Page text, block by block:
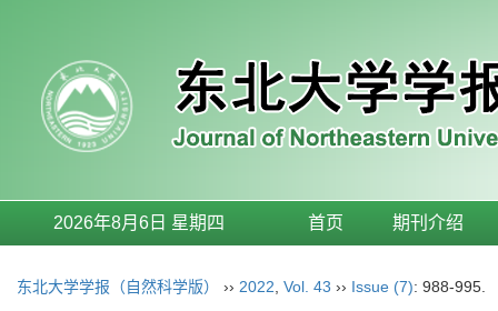
2026年8月6日 星期四 首页 期刊介绍
东北大学学报（自然科学版） ›› 2022 Vol. 43 ›› Issue (7): 988-995.